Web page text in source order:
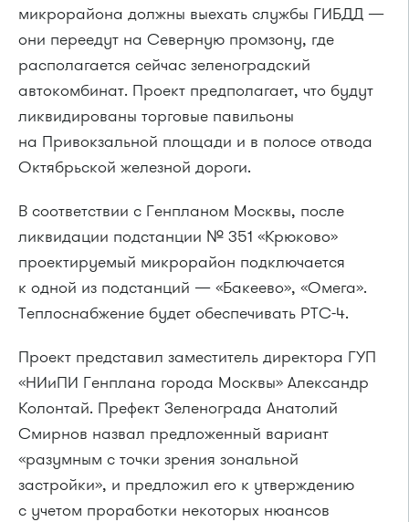
микрорайона должны выехать службы ГИБДД —
они переедут на Северную промзону, где
располагается сейчас зеленоградский
автокомбинат. Проект предполагает, что будут
ликвидированы торговые павильоны
на Привокзальной площади и в полосе отвода
Октябрьской железной дороги.
В соответствии с Генпланом Москвы, после
ликвидации подстанции № 351 «Крюково»
проектируемый микрорайон подключается
к одной из подстанций — «Бакеево», «Омега».
Теплоснабжение будет обеспечивать РТС-4.
Проект представил заместитель директора ГУП
«НИиПИ Генплана города Москвы» Александр
Колонтай. Префект Зеленограда Анатолий
Смирнов назвал предложенный вариант
«разумным с точки зрения зональной
застройки», и предложил его к утверждению
с учетом проработки некоторых нюансов